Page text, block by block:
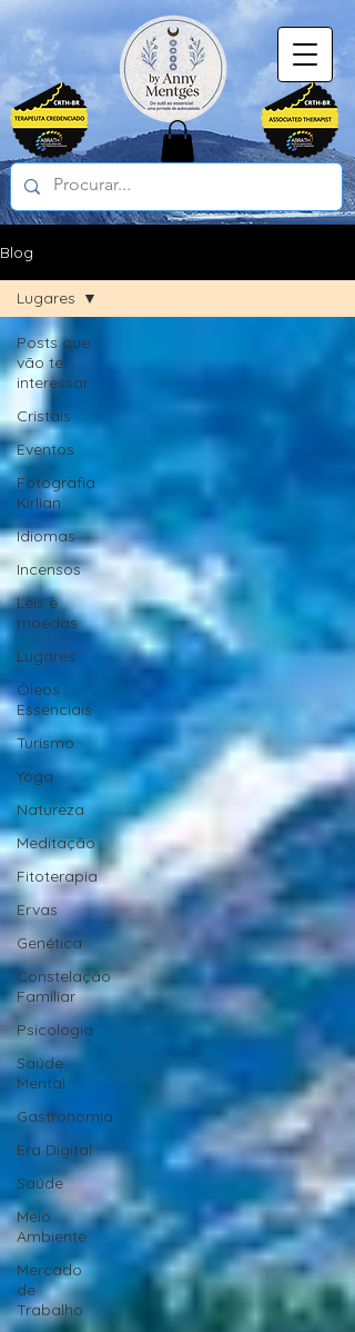
Blog
Posts que
vão te
interessar
Cristais
Eventos
Fotografia
Kirlian
Idiomas
Incensos
Leis e
moedas
Lugares
Óleos
Essenciais
Turismo
Yoga
Natureza
Meditação
Fitoterapia
Ervas
Genética
Constelação
Familiar
Psicologia
Saúde
Mental
Gastronomia
Era Digital
Saúde
Meio
Ambiente
Mercado
de
Trabalho
Lugares